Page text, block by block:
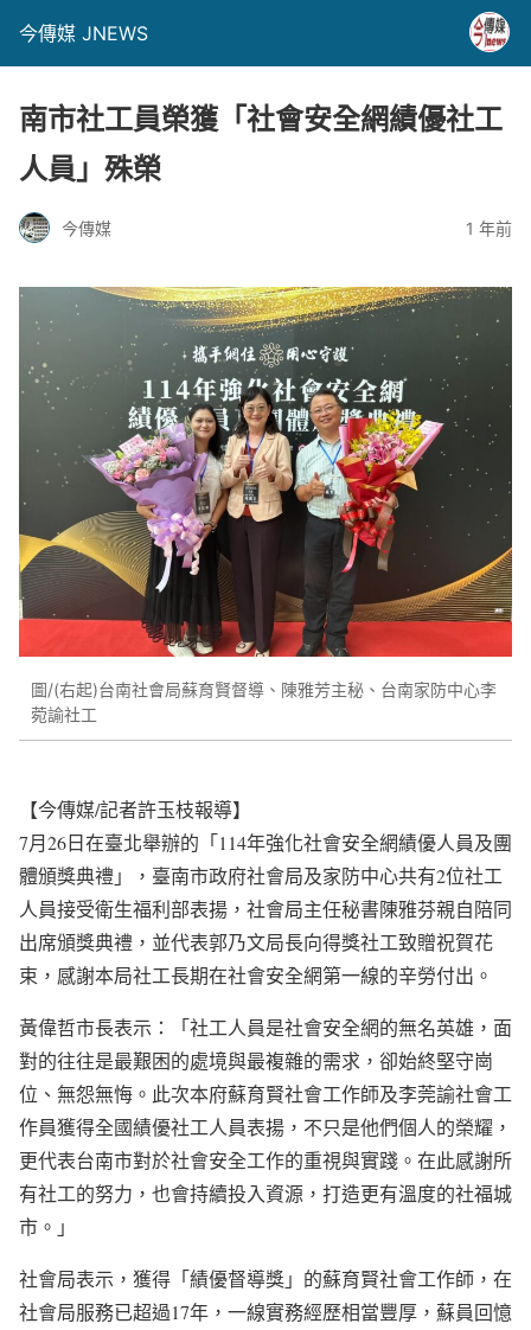
今傳媒 JNEWS
南市社工員榮獲「社會安全網績優社工
人員」殊榮
今傳媒 1 年前
圖/(右起)台南社會局蘇育賢督導、陳雅芳主秘、台南家防中心李
菀諭社工
【今傳媒/記者許玉枝報導】
7月26日在臺北舉辦的「114年強化社會安全網績優人員及團
體頒獎典禮」，臺南市政府社會局及家防中心共有2位社工
人員接受衛生福利部表揚，社會局主任秘書陳雅芬親自陪同
出席頒獎典禮，並代表郭乃文局長向得獎社工致贈祝賀花
束，感謝本局社工長期在社會安全網第一線的辛勞付出。
黃偉哲市長表示：「社工人員是社會安全網的無名英雄，面
對的往往是最艱困的處境與最複雜的需求，卻始終堅守崗
位、無怨無悔。此次本府蘇育賢社會工作師及李莞諭社會工
作員獲得全國績優社工人員表揚，不只是他們個人的榮耀，
更代表台南市對於社會安全工作的重視與實踐。在此感謝所
有社工的努力，也會持續投入資源，打造更有溫度的社福城
市。」
社會局表示，獲得「績優督導獎」的蘇育賢社會工作師，在
社會局服務已超過17年，一線實務經歷相當豐厚，蘇員回憶